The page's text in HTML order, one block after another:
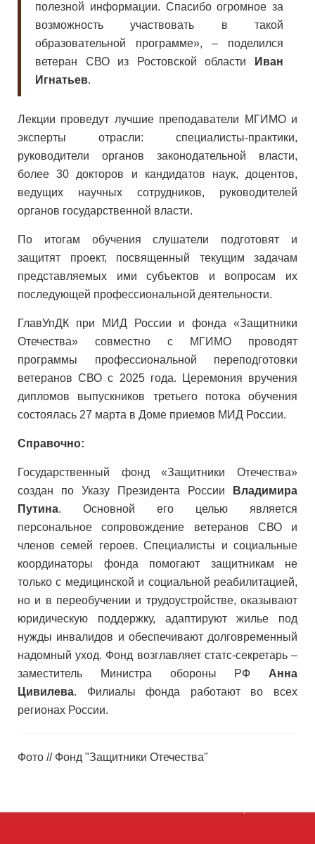
полезной информации. Спасибо огромное за
возможность участвовать в такой
образовательной программе», – поделился
ветеран СВО из Ростовской области
Иван
Игнатьев.
Лекции проведут лучшие преподаватели МГИМО и
эксперты отрасли: специалисты-практики,
руководители органов законодательной власти,
более 30 докторов и кандидатов наук, доцентов,
ведущих научных сотрудников, руководителей
органов государственной власти.
По итогам обучения слушатели подготовят и
защитят проект, посвященный текущим задачам
представляемых ими субъектов и вопросам их
последующей профессиональной деятельности.
ГлавУпДК при МИД России и фонда «Защитники
Отечества» совместно с МГИМО проводят
программы профессиональной переподготовки
ветеранов СВО с 2025 года. Церемония вручения
дипломов выпускников третьего потока обучения
состоялась 27 марта в Доме приемов МИД России.
Справочно:
Государственный фонд «Защитники Отечества»
создан по Указу Президента России
Владимира
Путина. Основной его целью является
персональное сопровождение ветеранов СВО и
членов семей героев. Специалисты и социальные
координаторы фонда помогают защитникам не
только с медицинской и социальной реабилитацией,
но и в переобучении и трудоустройстве, оказывают
юридическую поддержку, адаптируют жилье под
нужды инвалидов и обеспечивают долговременный
надомный уход. Фонд возглавляет статс-секретарь –
заместитель Министра обороны РФ Анна
Цивилева. Филиалы фонда работают во всех
регионах России.
Фото // Фонд "Защитники Отечества"